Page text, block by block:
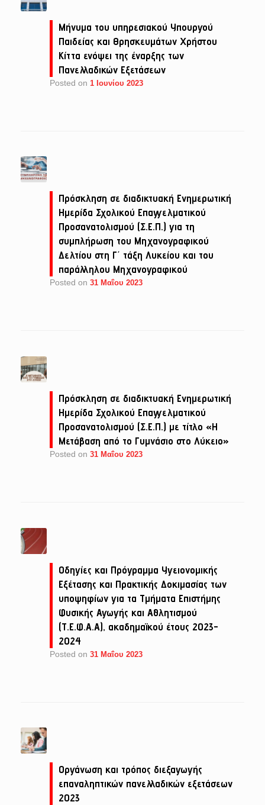
Μήνυμα του υπηρεσιακού Υπουργού
Παιδείας και Θρησκευμάτων Χρήστου
Κίττα ενόψει της έναρξης των
Πανελλαδικών Εξετάσεων
Posted on 1 Ιουνίου 2023
Πρόσκληση σε διαδικτυακή Ενημερωτική
Ημερίδα Σχολικού Επαγγελματικού
Προσανατολισμού (Σ.Ε.Π.) για τη
συμπλήρωση του Μηχανογραφικού
Δελτίου στη Γ΄ τάξη Λυκείου και του
παράλληλου Μηχανογραφικού
Posted on 31 Μαΐου 2023
Πρόσκληση σε διαδικτυακή Ενημερωτική
Ημερίδα Σχολικού Επαγγελματικού
Προσανατολισμού (Σ.Ε.Π.) με τίτλο «Η
Μετάβαση από το Γυμνάσιο στο Λύκειο»
Posted on 31 Μαΐου 2023
Οδηγίες και Πρόγραμμα Υγειονομικής
Εξέτασης και Πρακτικής Δοκιμασίας των
υποψηφίων για τα Τμήματα Επιστήμης
Φυσικής Αγωγής και Αθλητισμού
(Τ.Ε.Φ.Α.Α), ακαδημαϊκού έτους 2023-
2024
Posted on 31 Μαΐου 2023
Οργάνωση και τρόπος διεξαγωγής
επαναληπτικών πανελλαδικών εξετάσεων
2023